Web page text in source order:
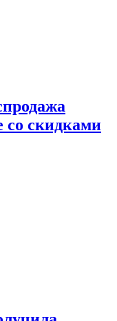
со скидками